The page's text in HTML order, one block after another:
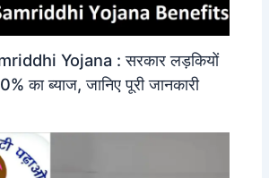
Yojana : सरकार लड़कियों
का ब्याज, जानिए पूरी जानकारी